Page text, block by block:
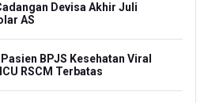
Devisa Akhir Juli
AS
BPJS Kesehatan Viral
RSCM Terbatas